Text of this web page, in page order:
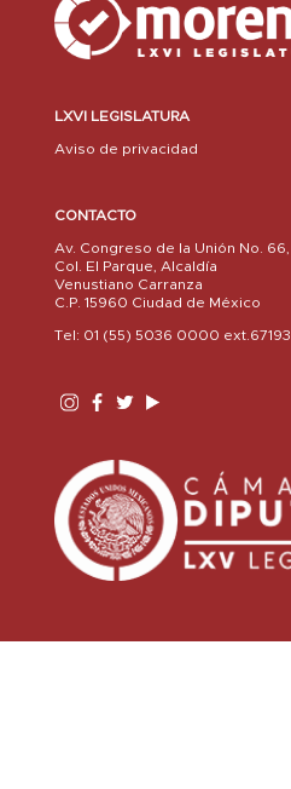
LXVI LEGISLATURA
Aviso de privacidad
CONTACTO
Av. Congreso de la Unión No. 66,
Col. El Parque, Alcaldía
Venustiano Carranza
C.P. 15960 Ciudad de México
Tel: 01 (55) 5036 0000 ext.67193